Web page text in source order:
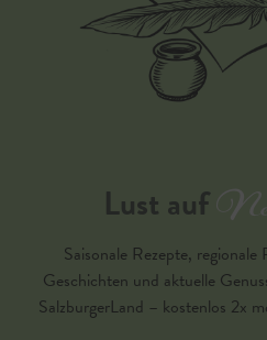
Lust auf
Saisonale Rezepte,
Geschichten und aktuelle
SalzburgerLand – kostenlos 2x